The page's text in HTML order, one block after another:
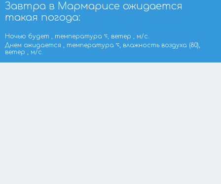
Завтра в Мармарисе ожидается
такая погода:
Ночью будет , температура
, ветер , м/с.
Днем ожидается , температура
, влажность воздуха (80),
ветер , м/с.